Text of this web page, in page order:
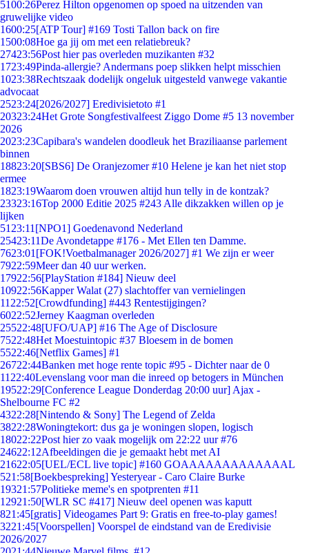
5100:26Perez Hilton opgenomen op spoed na uitzenden van
gruwelijke video
1600:25[ATP Tour] #169 Tosti Tallon back on fire
1500:08Hoe ga jij om met een relatiebreuk?
27423:56Post hier pas overleden muzikanten #32
1723:49Pinda-allergie? Andermans poep slikken helpt misschien
1023:38Rechtszaak dodelijk ongeluk uitgesteld vanwege vakantie
advocaat
2523:24[2026/2027] Eredivisietoto #1
20323:24Het Grote Songfestivalfeest Ziggo Dome #5 13 november
2026
2023:23Capibara's wandelen doodleuk het Braziliaanse parlement
binnen
18823:20[SBS6] De Oranjezomer #10 Helene je kan het niet stop
ermee
1823:19Waarom doen vrouwen altijd hun telly in de kontzak?
23323:16Top 2000 Editie 2025 #243 Alle dikzakken willen op je
lijken
51 23:11 [NPO1] Goedenavond Nederland
25423:11De Avondetappe #176 - Met Ellen ten Damme.
7623:01 [FOK!Voetbalmanager 2026/2027] #1 We zijn er weer
7922:59Meer dan 40 uur werken.
17922:56[PlayStation #184] Nieuw deel
10922:56Kapper Walat (27) slachtoffer van vernielingen
11 22:52[Crowdfunding] #443 Rentestijgingen?
6022:52Jerney Kaagman overleden
25522:48[UFO/UAP] #16 The Age of Disclosure
7522:48Het Moestuintopic #37 Bloesem in de bomen
5522:46[Netflix Games] #1
26722:44Banken met hoge rente topic #95 - Dichter naar de 0
11 22:40Levenslang voor man die inreed op betogers in München
19522:29[Conference League Donderdag 20:00 uur] Ajax -
Shelbourne FC #2
4322:28[Nintendo & Sony] The Legend of Zelda
3822:28Woningtekort: dus ga je woningen slopen, logisch
18022:22Post hier zo vaak mogelijk om 22:22 uur #76
24622:12Afbeeldingen die je gemaakt hebt met AI
21622:05[UEL/ECL live topic] #160 GOAAAAAAAAAAAAAL
521:58[Boekbespreking] Yesteryear - Caro Claire Burke
19321:57Politieke meme's en spotprenten #11
12921:50[WLR SC #417] Nieuw deel openen was kaputt
821:45[gratis] Videogames Part 9: Gratis en free-to-play games!
3221:45[Voorspellen] Voorspel de eindstand van de Eredivisie
2026/2027